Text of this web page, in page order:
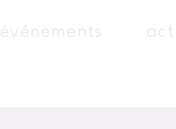
événements